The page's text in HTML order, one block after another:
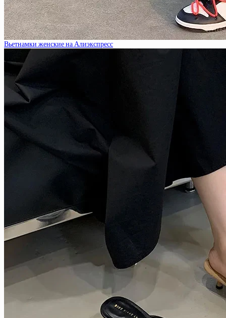
Вьетнамки женские на Алиэкспресс